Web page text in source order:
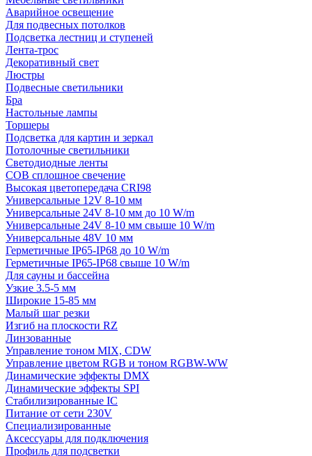
Аварийное освещение
Для подвесных потолков
Подсветка лестниц и ступеней
Лента-трос
Декоративный свет
Люстры
Подвесные светильники
Бра
Настольные лампы
Торшеры
Подсветка для картин и зеркал
Потолочные светильники
Светодиодные ленты
COB сплошное свечение
Высокая цветопередача CRI98
Универсальные 12V 8-10 мм
Универсальные 24V 8-10 мм до 10 W/m
Универсальные 24V 8-10 мм свыше 10 W/m
Универсальные 48V 10 мм
Герметичные IP65-IP68 до 10 W/m
Герметичные IP65-IP68 свыше 10 W/m
Для сауны и бассейна
Узкие 3.5-5 мм
Широкие 15-85 мм
Малый шаг резки
Изгиб на плоскости RZ
Линзованные
Управление тоном MIX, CDW
Управление цветом RGB и тоном RGBW-WW
Динамические эффекты DMX
Динамические эффекты SPI
Стабилизированные IC
Питание от сети 230V
Специализированные
Аксессуары для подключения
Профиль для подсветки